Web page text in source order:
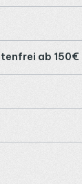
ab 150€